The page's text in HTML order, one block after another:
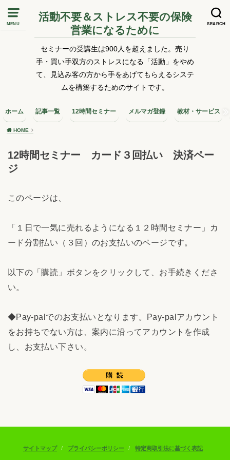
MENU SEARCH
活動不要＆ストレス不要の保険
営業になるために
セミナーの受講生は900人を超えました。売り
手・買い手双方のストレスになる「活動」をやめ
て、見込み客の方から手をあげてもらえるシステ
ムを構築するためのサイトです。
ホーム 記事一覧 12時間セミナー メルマガ登録 教材・サービス
HOME
12時間セミナー カード３回払い 決済ペー
ジ
このページは、
「１日で一気に売れるようになる１２時間セミナー」カ
ード分割払い（３回）のお支払いのページです。
以下の「購読」ボタンをクリックして、お手続きくださ
い。
◆Pay-palでのお支払いとなります。Pay-palアカウント
をお持ちでない方は、案内に沿ってアカウントを作成
し、お支払い下さい。
サイトマップ プライバシーポリシー 特定商取引法に基づく表記